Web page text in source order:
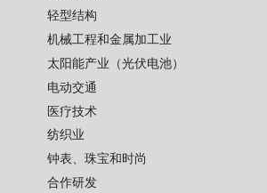
轻型结构
机械工程和金属加工业
太阳能产业（光伏电池）
电动交通
医疗技术
纺织业
钟表、珠宝和时尚
合作研发